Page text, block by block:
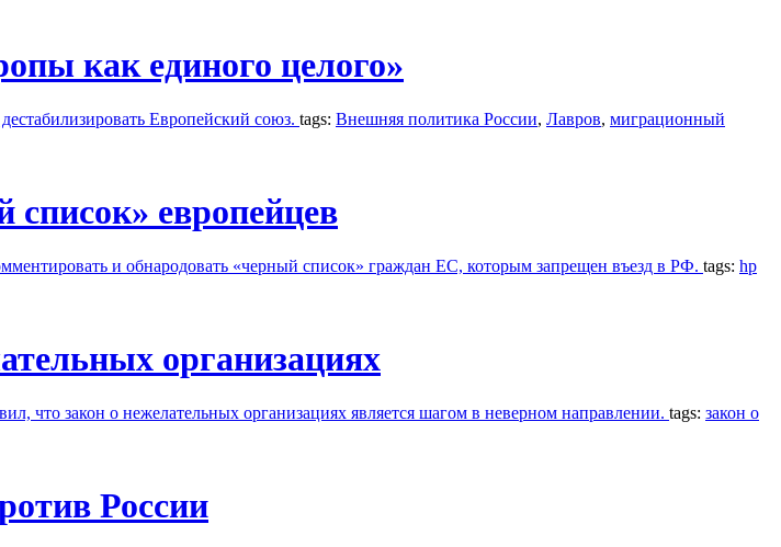
как единого целого»
Европейский союз. tags: Внешняя политика России, Лавров, миграционный
европейцев
и обнародовать «черный список» граждан ЕС, которым запрещен въезд в РФ. tags: hp
организациях
что закон о нежелательных организациях является шагом в неверном направлении. tags: закон о
России